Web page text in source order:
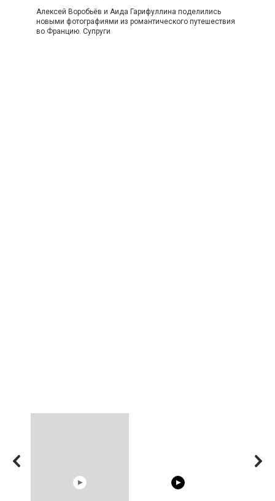
Алексей Воробьёв и Аида Гарифуллина поделились
новыми фотографиями из романтического путешествия
во Францию. Супруги